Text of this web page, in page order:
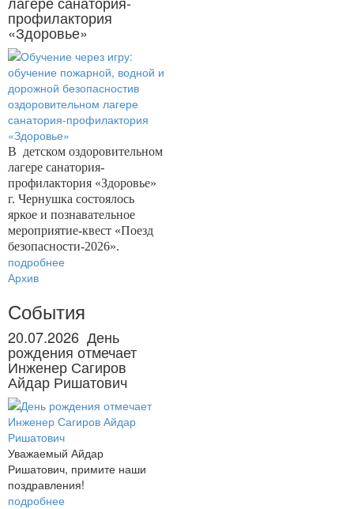
профилактория
«Здоровье»
В детском оздоровительном
лагере санатория-
профилактория «Здоровье»
г. Чернушка состоялось
яркое и познавательное
мероприятие-квест «Поезд
безопасности-2026».
подробнее
Архив
События
20.07.2026 День
рождения отмечает
Инженер Сагиров
Айдар Ришатович
Уважаемый Айдар
Ришатович, примите наши
поздравления!
подробнее